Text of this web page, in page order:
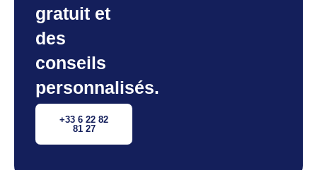
gratuit et
des
conseils
personnalisés.
+33 6 22 82
81 27